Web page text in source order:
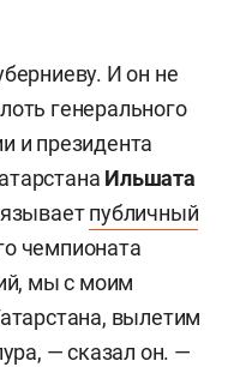
И он не
генерального
и президента
Ильшата
публичный
чемпионата
мы с моим
вылетим
— сказал он. —